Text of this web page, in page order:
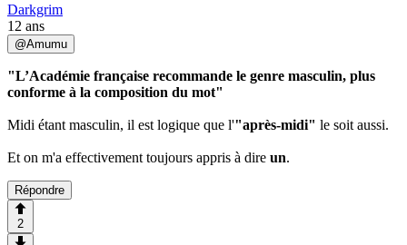
Darkgrim
12 ans
@Amumu
"L’Académie française recommande le genre masculin, plus
conforme à la composition du mot"
Midi étant masculin, il est logique que l'"après-midi" le soit aussi.
Et on m'a effectivement toujours appris à dire un.
Répondre
2